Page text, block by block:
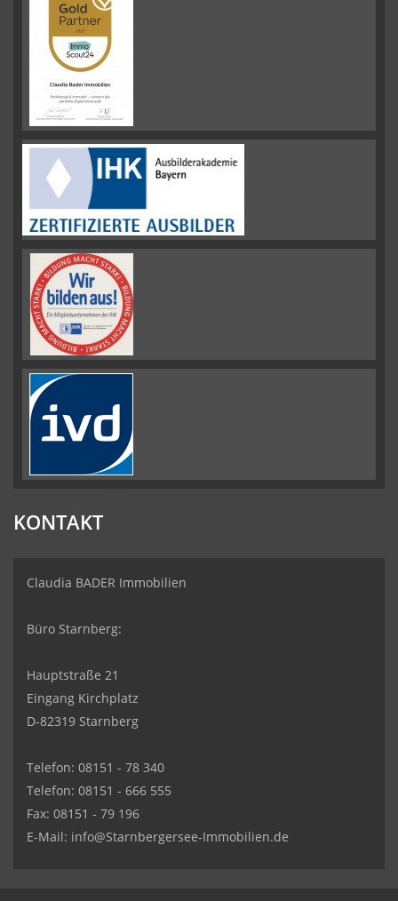
KONTAKT
Claudia BADER Immobilien
Büro Starnberg:
Hauptstraße 21
Eingang Kirchplatz
D-82319 Starnberg
Telefon: 08151 - 78 340
Telefon: 08151 - 666 555
Fax: 08151 - 79 196
E-Mail: info@Starnbergersee-Immobilien.de